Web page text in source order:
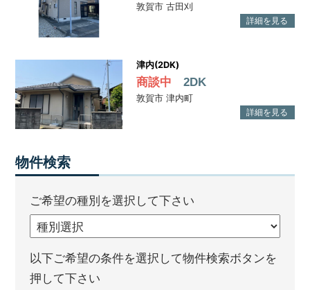
敦賀市 古田刈
津内(2DK)
商談中 2DK
敦賀市 津内町
物件検索
ご希望の種別を選択して下さい
以下ご希望の条件を選択して物件検索ボタンを
押して下さい